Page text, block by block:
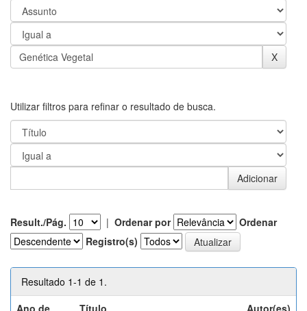
Utilizar filtros para refinar o resultado de busca.
Result./Pág. | Ordenar por
Ordenar
Registro(s)
Resultado 1-1 de 1.
Ano de
Título Autor(es)